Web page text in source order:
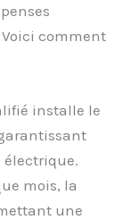
comment
installe le
électrique.
mois, la
une